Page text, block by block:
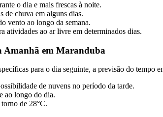
o dia e mais frescas à noite.
de chuva em alguns dias.
vento ao longo da semana.
atividades ao ar livre em determinados dias.
Amanhã em Maranduba
para o dia seguinte, a previsão do tempo
de nuvens no período da tarde.
ao longo do dia.
de 28°C.